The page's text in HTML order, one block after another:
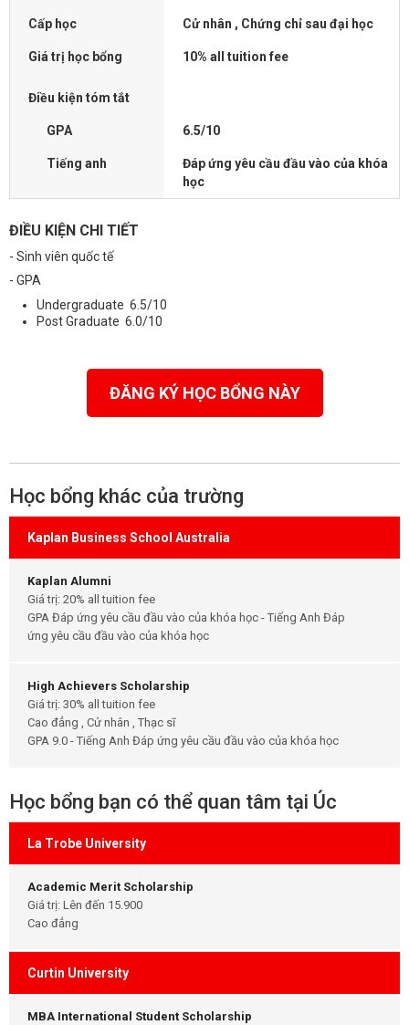
Cấp học Cử nhân , Chứng chỉ sau đại học
Giá trị học bổng 10% all tuition fee
Điều kiện tóm tắt
GPA 6.5/10
Tiếng anh
Đáp ứng yêu cầu đầu vào của khóa
học
ĐIỀU KIỆN CHI TIẾT
- Sinh viên quốc tế
- GPA
Undergraduate 6.5/10
Post Graduate 6.0/10
ĐĂNG KÝ HỌC BỔNG NÀY
Học bổng khác của trường
Kaplan Business School Australia
Kaplan Alumni
Giá trị: 20% all tuition fee
GPA Đáp ứng yêu cầu đầu vào của khóa học - Tiếng Anh Đáp
ứng yêu cầu đầu vào của khóa học
High Achievers Scholarship
Giá trị: 30% all tuition fee
Cao đẳng , Cử nhân , Thạc sĩ
GPA 9.0 - Tiếng Anh Đáp ứng yêu cầu đầu vào của khóa học
Học bổng bạn có thể quan tâm tại Úc
La Trobe University
Academic Merit Scholarship
Giá trị: Lên đến 15.900
Cao đẳng
Curtin University
MBA International Student Scholarship